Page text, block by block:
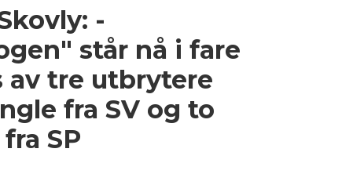
-
står nå i fare
av tre utbrytere
fra SV og to
SP